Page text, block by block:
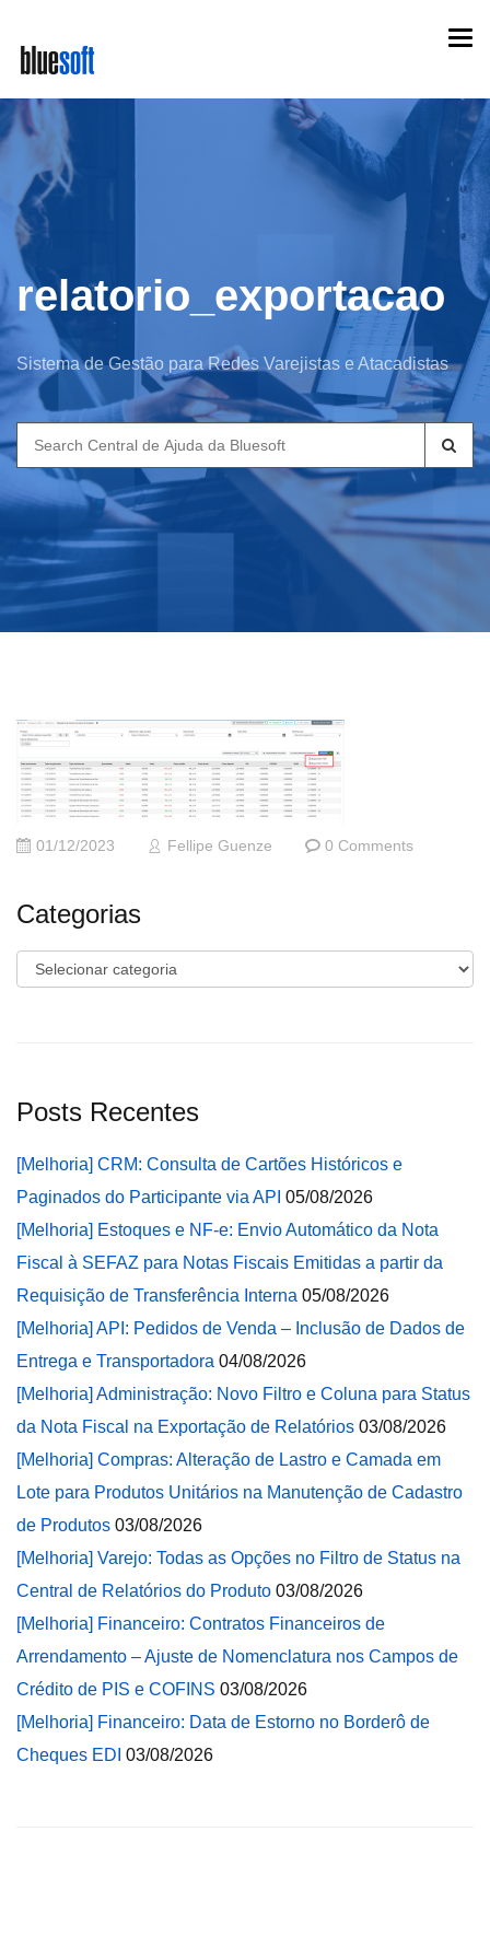
main
content
relatorio_exportacao
Sistema de Gestão para Redes Varejistas e Atacadistas
Search
for:
01/12/2023 Fellipe Guenze 0 Comments
Categorias
Categorias
Posts Recentes
[Melhoria] CRM: Consulta de Cartões Históricos e
Paginados do Participante via API 05/08/2026
[Melhoria] Estoques e NF-e: Envio Automático da Nota
Fiscal à SEFAZ para Notas Fiscais Emitidas a partir da
Requisição de Transferência Interna 05/08/2026
[Melhoria] API: Pedidos de Venda – Inclusão de Dados de
Entrega e Transportadora 04/08/2026
[Melhoria] Administração: Novo Filtro e Coluna para Status
da Nota Fiscal na Exportação de Relatórios 03/08/2026
[Melhoria] Compras: Alteração de Lastro e Camada em
Lote para Produtos Unitários na Manutenção de Cadastro
de Produtos 03/08/2026
[Melhoria] Varejo: Todas as Opções no Filtro de Status na
Central de Relatórios do Produto 03/08/2026
[Melhoria] Financeiro: Contratos Financeiros de
Arrendamento – Ajuste de Nomenclatura nos Campos de
Crédito de PIS e COFINS 03/08/2026
[Melhoria] Financeiro: Data de Estorno no Borderô de
Cheques EDI 03/08/2026